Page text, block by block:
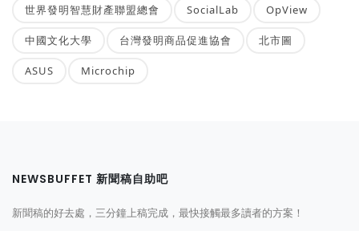
世界發明智慧財產聯盟總會 SocialLab OpView
中國文化大學 台灣發明商品促進協會 北市圖
ASUS Microchip
NEWSBUFFET 新聞稿自助吧
新聞稿的好去處，三分鐘上稿完成，最快接觸最多讀者的方案！